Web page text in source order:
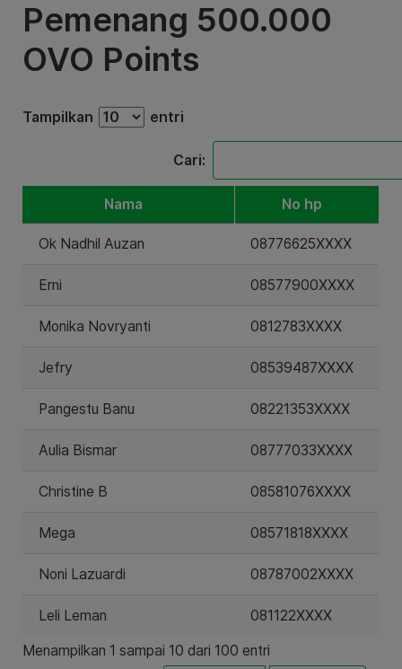
Pemenang 500.000
OVO Points
Tampilkan entri
Cari:
Nama No hp
Ok Nadhil Auzan 08776625XXXX
Erni 08577900XXXX
Monika Novryanti 0812783XXXX
Jefry 08539487XXXX
Pangestu Banu 08221353XXXX
Aulia Bismar 08777033XXXX
Christine B 08581076XXXX
Mega 08571818XXXX
Noni Lazuardi 08787002XXXX
Leli Leman 081122XXXX
Menampilkan 1 sampai 10 dari 100 entri